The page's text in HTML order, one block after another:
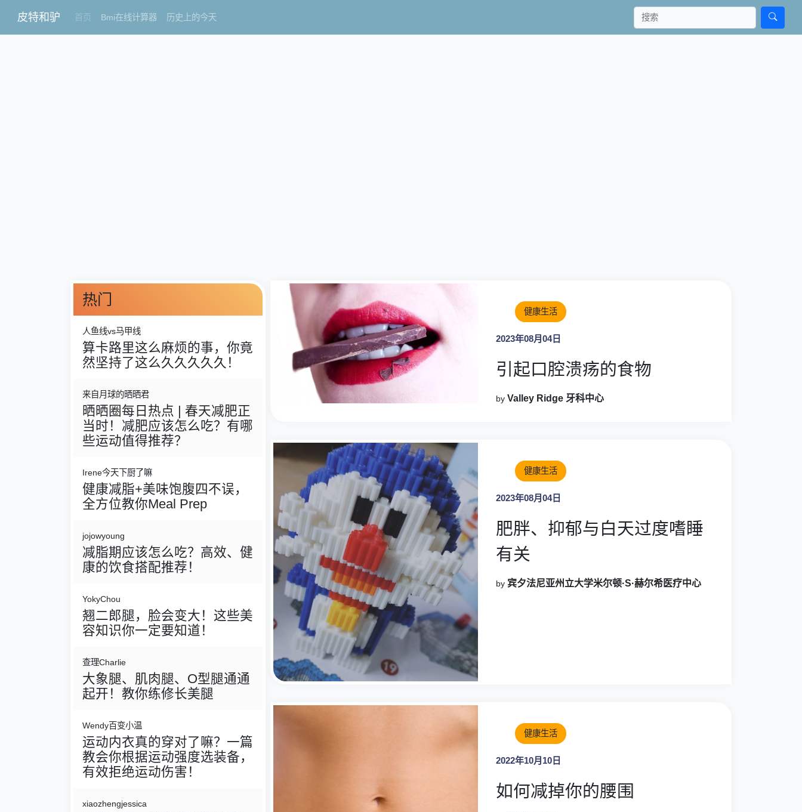
皮特和驴 首页 Bmi在线计算器 历史上的今天
健康生活
2023年08月04日
引起口腔溃疡的食物
by Valley Ridge 牙科中心
健康生活
2023年08月04日
肥胖、抑郁与白天过度嗜睡
有关
by 宾夕法尼亚州立大学米尔顿·S·赫尔希医疗中心
健康生活
2022年10月10日
如何减掉你的腰围
热门
人鱼线vs马甲线
算卡路里这么麻烦的事，你竟
然坚持了这么久久久久久！
来自月球的晒晒君
晒晒圈每日热点 | 春天减肥正
当时！减肥应该怎么吃？有哪
些运动值得推荐？
Irene今天下厨了嘛
健康减脂+美味饱腹四不误，
全方位教你Meal Prep
jojowyoung
减脂期应该怎么吃？高效、健
康的饮食搭配推荐！
YokyChou
翘二郎腿，脸会变大！这些美
容知识你一定要知道！
查理Charlie
大象腿、肌肉腿、O型腿通通
起开！教你练修长美腿
Wendy百变小温
运动内衣真的穿对了嘛？一篇
教会你根据运动强度选装备，
有效拒绝运动伤害！
xiaozhengjessica